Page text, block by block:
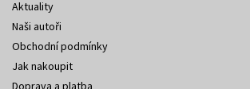
Aktuality
Naši autoři
Obchodní podmínky
Jak nakoupit
Doprava a platba